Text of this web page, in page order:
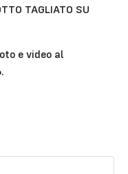
TAGLIATO SU
e video al